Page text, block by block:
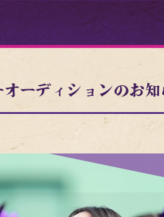
ーディションのお知